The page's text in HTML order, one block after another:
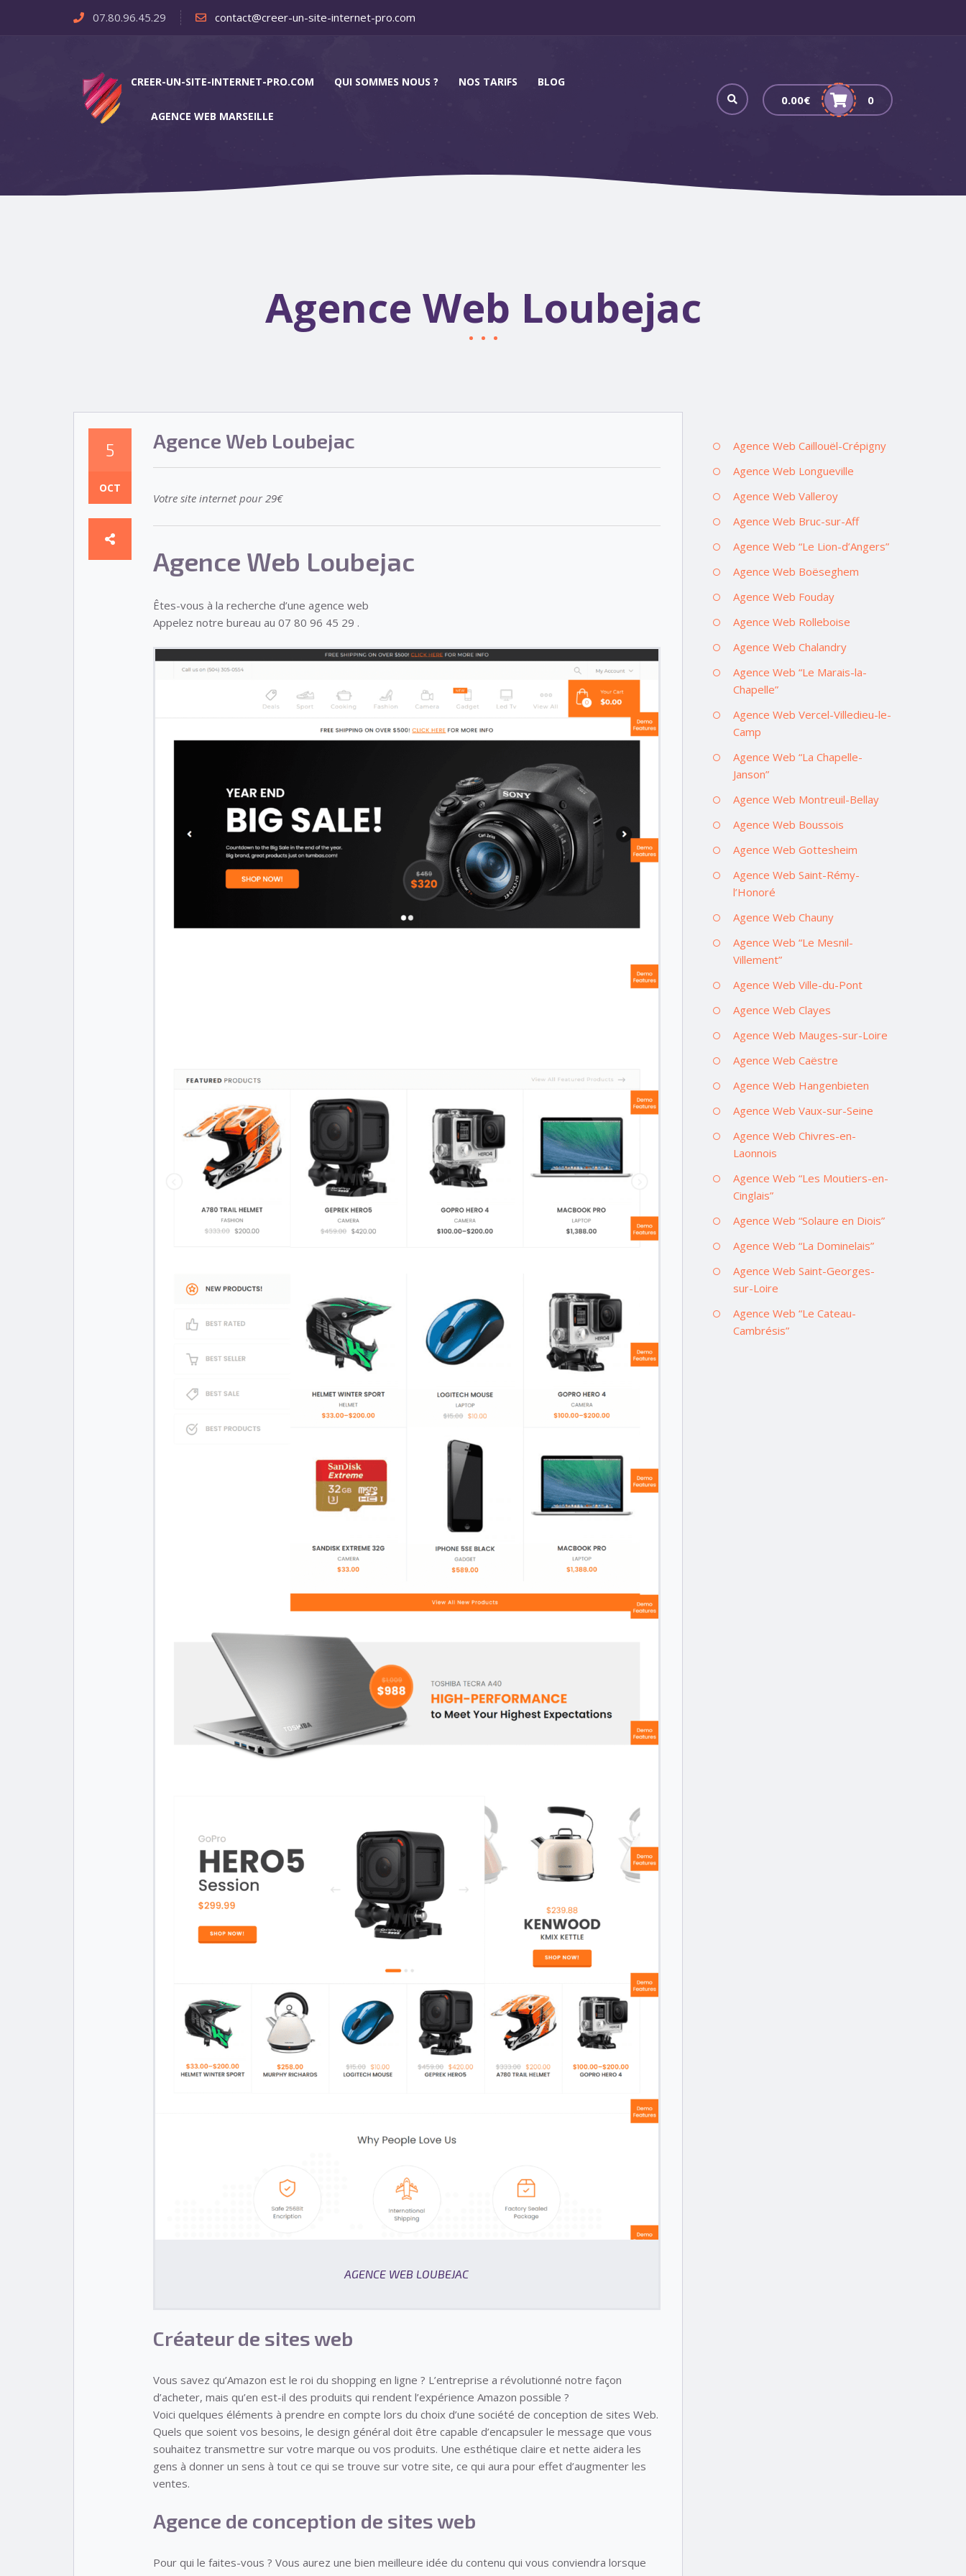
07.80.96.45.29 contact@creer-un-site-internet-pro.com
CREER-UN-SITE-INTERNET-PRO.COM QUI SOMMES NOUS ? NOS TARIFS BLOG
AGENCE WEB MARSEILLE
0.00€ 0
Agence Web Loubejac
5
OCT
Agence Web Loubejac
Votre site internet pour 29€
Agence Web Loubejac
Êtes-vous à la recherche d’une agence web
Appelez notre bureau au 07 80 96 45 29 .
AGENCE WEB LOUBEJAC
Créateur de sites web
Vous savez qu’Amazon est le roi du shopping en ligne ? L’entreprise a révolutionné notre façon
d’acheter, mais qu’en est-il des produits qui rendent l’expérience Amazon possible ?
Voici quelques éléments à prendre en compte lors du choix d’une société de conception de sites Web.
Quels que soient vos besoins, le design général doit être capable d’encapsuler le message que vous
souhaitez transmettre sur votre marque ou vos produits. Une esthétique claire et nette aidera les
gens à donner un sens à tout ce qui se trouve sur votre site, ce qui aura pour effet d’augmenter les
ventes.
Agence de conception de sites web
Pour qui le faites-vous ? Vous aurez une bien meilleure idée du contenu qui vous conviendra lorsque
Agence Web Caillouël-Crépigny
Agence Web Longueville
Agence Web Valleroy
Agence Web Bruc-sur-Aff
Agence Web “Le Lion-d’Angers”
Agence Web Boëseghem
Agence Web Fouday
Agence Web Rolleboise
Agence Web Chalandry
Agence Web “Le Marais-la-
Chapelle”
Agence Web Vercel-Villedieu-le-
Camp
Agence Web “La Chapelle-
Janson”
Agence Web Montreuil-Bellay
Agence Web Boussois
Agence Web Gottesheim
Agence Web Saint-Rémy-
l’Honoré
Agence Web Chauny
Agence Web “Le Mesnil-
Villement”
Agence Web Ville-du-Pont
Agence Web Clayes
Agence Web Mauges-sur-Loire
Agence Web Caëstre
Agence Web Hangenbieten
Agence Web Vaux-sur-Seine
Agence Web Chivres-en-
Laonnois
Agence Web “Les Moutiers-en-
Cinglais”
Agence Web “Solaure en Diois”
Agence Web “La Dominelais”
Agence Web Saint-Georges-
sur-Loire
Agence Web “Le Cateau-
Cambrésis”